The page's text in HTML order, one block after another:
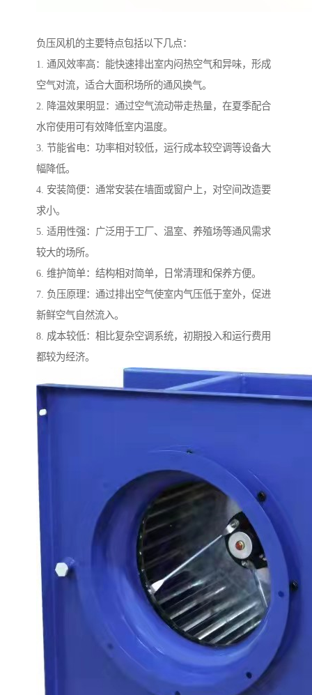
负压风机的主要特点包括以下几点：
1. 通风效率高：能快速排出室内闷热空气和异味，形成
空气对流，适合大面积场所的通风换气。
2. 降温效果明显：通过空气流动带走热量，在夏季配合
水帘使用可有效降低室内温度。
3. 节能省电：功率相对较低，运行成本较空调等设备大
幅降低。
4. 安装简便：通常安装在墙面或窗户上，对空间改造要
求小。
5. 适用性强：广泛用于工厂、温室、养殖场等通风需求
较大的场所。
6. 维护简单：结构相对简单，日常清理和保养方便。
7. 负压原理：通过排出空气使室内气压低于室外，促进
新鲜空气自然流入。
8. 成本较低：相比复杂空调系统，初期投入和运行费用
都较为经济。